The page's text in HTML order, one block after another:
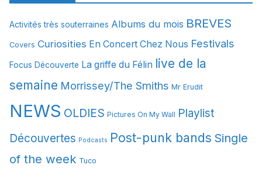
v
e
Activités très souterraines Albums du mois BREVES
Covers Curiosities En Concert Chez Nous Festivals
Focus Découverte La griffe du Félin live de la
semaine Morrissey/The Smiths Mr Erudit
NEWS OLDIES Pictures On My Wall Playlist
Découvertes Podcasts Post-punk bands Single
of the week Tuco